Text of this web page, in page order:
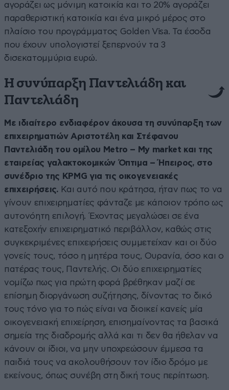
αγοράζει ως μόνιμη κατοικία και το 20% αγοράζει
παραθεριστική κατοικία και ένα μικρό μέρος στο
πλαίσιο του προγράμματος Golden Visa. Τα έσοδα
που έχουν υπολογιστεί ξεπερνούν τα 3
δισεκατομμύρια ευρώ.
Η συνύπαρξη Παντελιάδη και
Παντελιάδη
Με ιδιαίτερο ενδιαφέρον άκουσα τη συνύπαρξη των
επιχειρηματιών Αριστοτέλη και Στέφανου
Παντελιάδη του ομίλου Metro – My market και της
εταιρείας γαλακτοκομικών Όπτιμα – Ήπειρος, στο
συνέδριο της KPMG για τις οικογενειακές
επιχειρήσεις. Και αυτό που κράτησα, ήταν πως το να
γίνουν επιχειρηματίες φάνταζε με κάποιον τρόπο ως
αυτονόητη επιλογή. Έχοντας μεγαλώσει σε ένα
κατεξοχήν επιχειρηματικό περιβάλλον, καθώς στις
συγκεκριμένες επιχειρήσεις συμμετείχαν και οι δύο
γονείς τους, τόσο η μητέρα τους, Ουρανία, όσο και ο
πατέρας τους, Παντελής. Οι δύο επιχειρηματίες
νομίζω πως για πρώτη φορά βρέθηκαν μαζί σε
επίσημη διοργάνωση συζήτησης, δίνοντας το δικό
τους τόνο για το πώς είναι να διοικεί κανείς μία
οικογενειακή επιχείρηση, επισημαίνοντας τα βασικά
σημεία της διαδρομής αλλά και τι δεν θα ήθελαν να
κάνουν οι ίδιοι, να μην υποχρεώσουν έμμεσα τα
παιδιά τους να ακολουθήσουν τον ίδιο δρόμο με
εκείνους, όπως συνέβη στη δική τους περίπτωση.